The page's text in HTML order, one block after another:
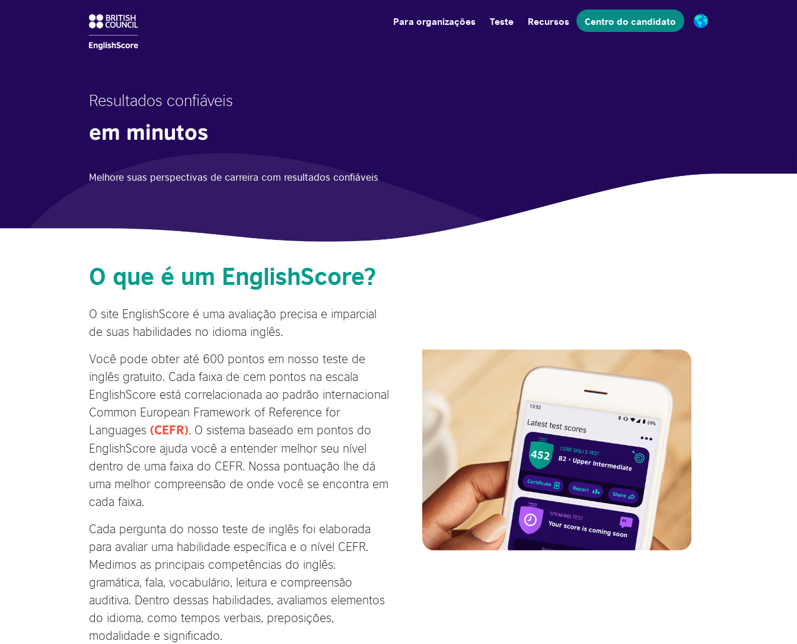
Para organizações Teste Recursos Centro do candidato
Resultados confiáveis
em minutos
Melhore suas perspectivas de carreira com resultados confiáveis
O que é um EnglishScore?
O site EnglishScore é uma avaliação precisa e imparcial
de suas habilidades no idioma inglês.
Você pode obter até 600 pontos em nosso teste de
inglês gratuito. Cada faixa de cem pontos na escala
EnglishScore está correlacionada ao padrão internacional
Common European Framework of Reference for
Languages (CEFR). O sistema baseado em pontos do
EnglishScore ajuda você a entender melhor seu nível
dentro de uma faixa do CEFR. Nossa pontuação lhe dá
uma melhor compreensão de onde você se encontra em
cada faixa.
Cada pergunta do nosso teste de inglês foi elaborada
para avaliar uma habilidade específica e o nível CEFR.
Medimos as principais competências do inglês:
gramática, fala, vocabulário, leitura e compreensão
auditiva. Dentro dessas habilidades, avaliamos elementos
do idioma, como tempos verbais, preposições,
modalidade e significado.